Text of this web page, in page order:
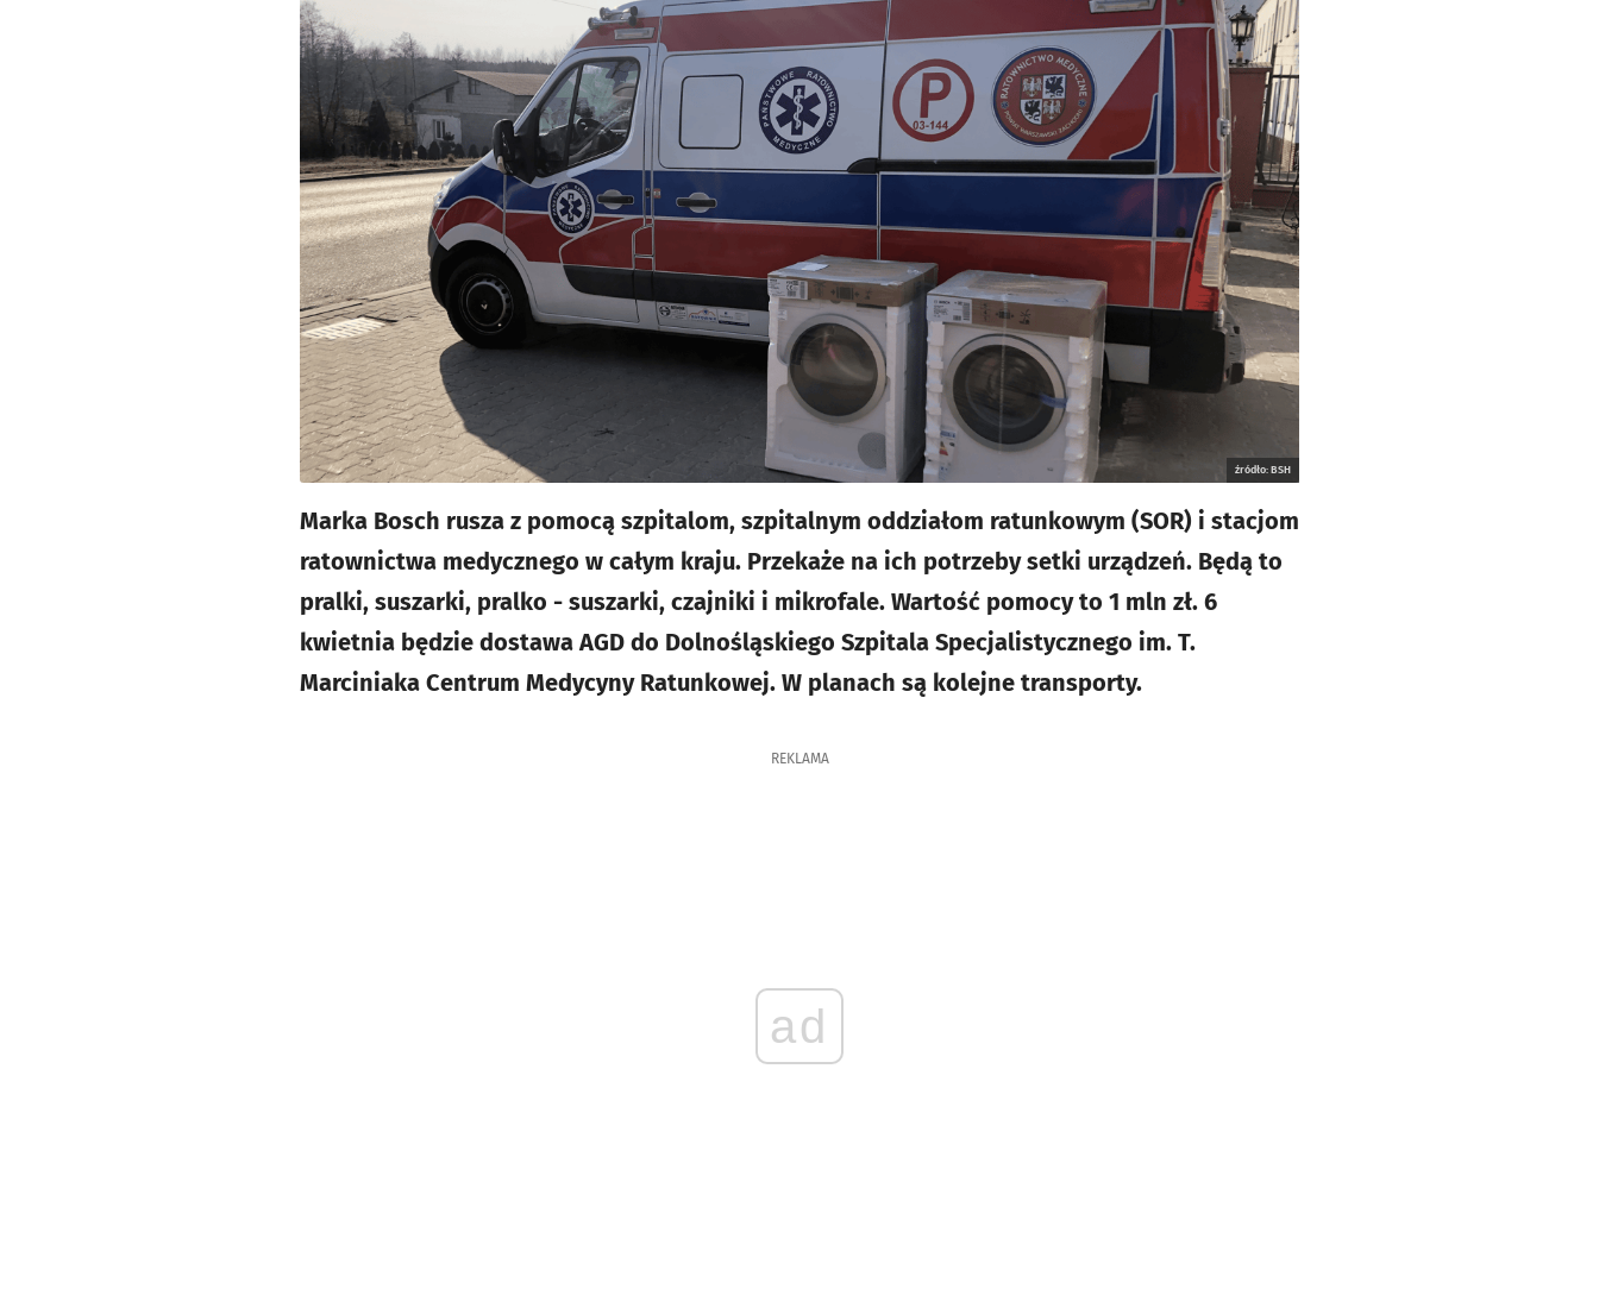
źródło: BSH
Marka Bosch rusza z pomocą szpitalom, szpitalnym oddziałom ratunkowym (SOR) i stacjom
ratownictwa medycznego w całym kraju. Przekaże na ich potrzeby setki urządzeń. Będą to
pralki, suszarki, pralko - suszarki, czajniki i mikrofale. Wartość pomocy to 1 mln zł. 6
kwietnia będzie dostawa AGD do Dolnośląskiego Szpitala Specjalistycznego im. T.
Marciniaka Centrum Medycyny Ratunkowej. W planach są kolejne transporty.
REKLAMA
ad